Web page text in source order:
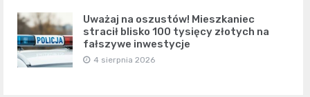
Uważaj na oszustów! Mieszkaniec
stracił blisko 100 tysięcy złotych na
fałszywe inwestycje
4 sierpnia 2026